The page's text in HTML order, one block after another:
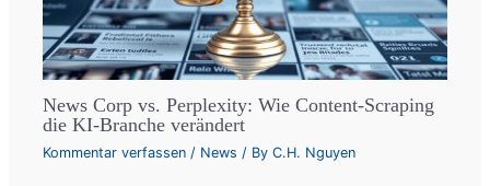
News Corp vs. Perplexity: Wie Content-Scraping
die KI-Branche verändert
Kommentar verfassen / News / ByC.H. Nguyen